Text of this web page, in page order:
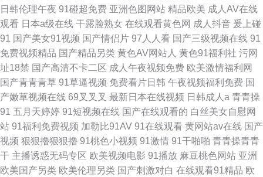
日韩伦理午夜 91碰超免费 亚洲色图网站 精品欧美 成人AV在线
观看 日本a级在线 干露脸熟女 在线观看黄色网 成人抖音 爰上碰
91 国产美女91视频 国产情侣片 97人人看 国产三级视频在线 91
免费视频精品 国产精品另类 黄色AV网站人 黄色91福利社 污网
址18禁 国产高清不卡二区 成人午夜视频免费 欧美激情福利网
国产青青青草 91草逼视频 免费看片日韩 午夜视频福利免费 国
产嫩草视频在线 69叉叉叉 最新日本在线视频 日韩成人a 青青操
91 五月天婷婷 91短视频在线 国产在线观看的 白丝美女自慰网
站 91福利免费视频 加勒比91AV 91在线观看 黄网站av在线 国产
视频 狠狠擼狠狠擼 91桃色小视频 91激情 91干啪啪 青青操青青
干 主播诱惑无码专区 欧美视频电影 91播放 麻豆桃色网站 亚洲
欧美国产另类 欧美伦理另类 国产刺激对白 在线观看91精品 欧